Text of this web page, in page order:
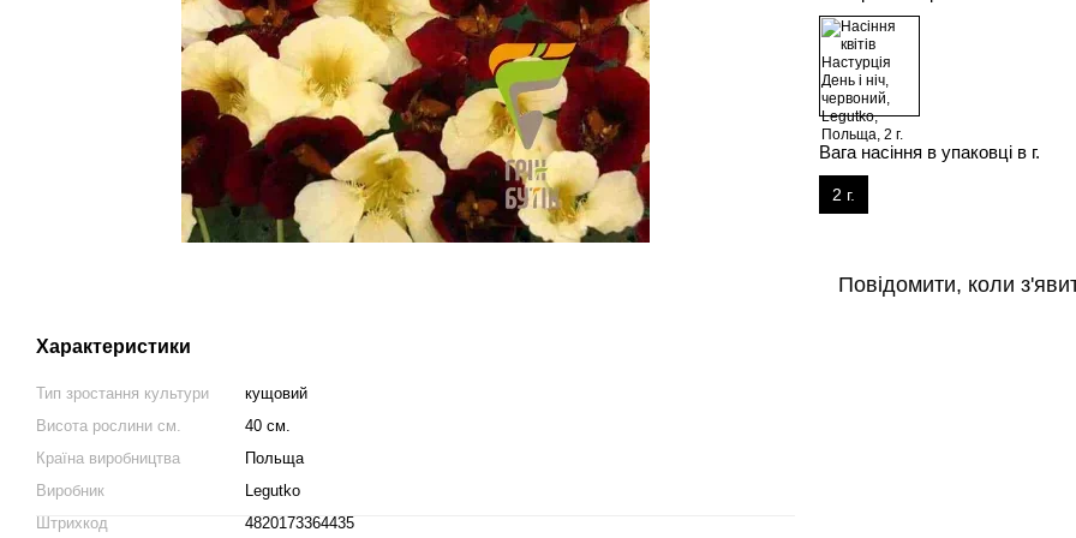
Характеристики
Тип зростання культури
кущовий
Висота рослини см.
40 см.
Країна виробництва
Польща
Виробник
Legutko
Штрихкод
4820173364435
Вага насіння в упаковці в г.
2 г.
Повідомити, коли